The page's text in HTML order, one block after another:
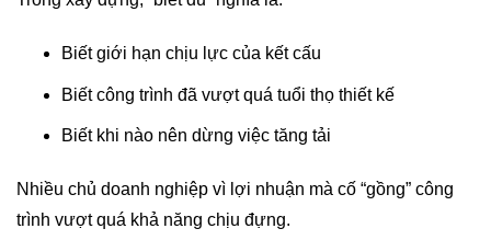
Biết giới hạn chịu lực của kết cấu
Biết công trình đã vượt quá tuổi thọ thiết kế
Biết khi nào nên dừng việc tăng tải
Nhiều chủ doanh nghiệp vì lợi nhuận mà cố “gồng” công
trình vượt quá khả năng chịu đựng.